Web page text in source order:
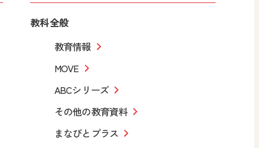
教科全般
教育情報
MOVE
ABCシリーズ
その他の教育資料
まなびとプラス